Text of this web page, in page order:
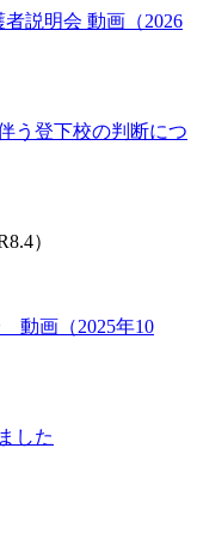
説明会 動画（2026
う登下校の判断につ
）
動画（2025年10
した